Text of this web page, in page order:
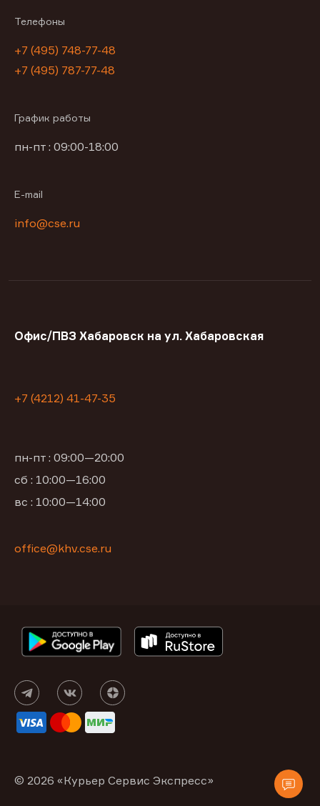
Телефоны
+7 (495) 748-77-48
+7 (495) 787-77-48
График работы
пн-пт : 09:00-18:00
E-mail
info@cse.ru
Офис/ПВЗ Хабаровск на ул. Хабаровская
+7 (4212) 41-47-35
пн-пт : 09:00—20:00
сб : 10:00—16:00
вс : 10:00—14:00
office@khv.cse.ru
© 2026 «Курьер Сервис Экспресс»